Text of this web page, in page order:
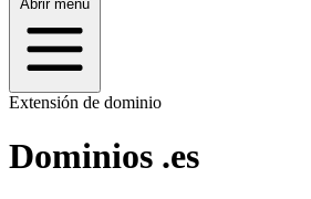
Abrir menú
Extensión de dominio
Dominios .es